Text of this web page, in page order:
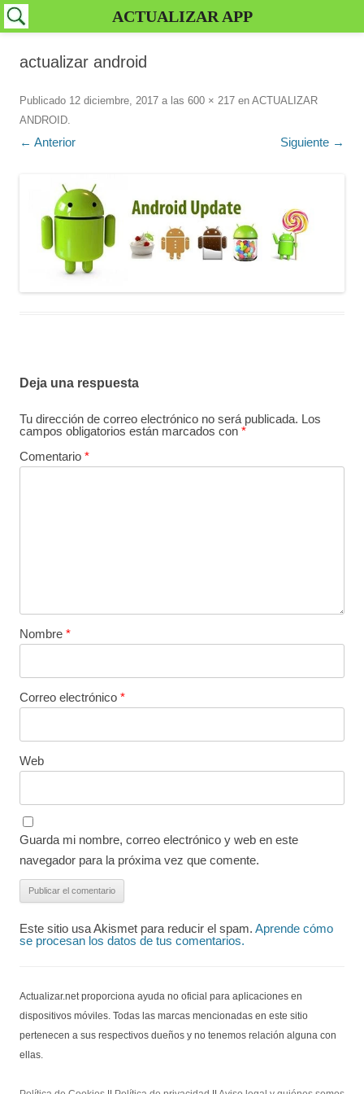
actualizar android
Publicado 12 diciembre, 2017 a las 600 × 217 en ACTUALIZAR
ANDROID.
← Anterior Siguiente →
Deja una respuesta
Tu dirección de correo electrónico no será publicada. Los
campos obligatorios están marcados con *
Comentario *
Nombre *
Correo electrónico *
Web
Guarda mi nombre, correo electrónico y web en este
navegador para la próxima vez que comente.
Este sitio usa Akismet para reducir el spam. Aprende cómo
se procesan los datos de tus comentarios.
Actualizar.net proporciona ayuda no oficial para aplicaciones en
dispositivos móviles. Todas las marcas mencionadas en este sitio
pertenecen a sus respectivos dueños y no tenemos relación alguna con
ellas.
ACTUALIZAR APP